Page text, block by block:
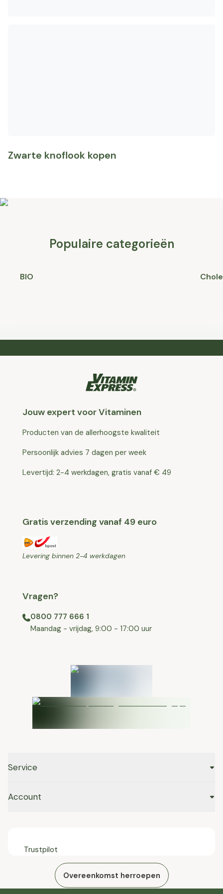
Zwarte knoflook kopen
Populaire categorieën
BIO
Jouw expert voor Vitaminen
Producten van de allerhoogste kwaliteit
Persoonlijk advies 7 dagen per week
Levertijd: 2-4 werkdagen, gratis vanaf € 49
Gratis verzending vanaf 49 euro
Levering binnen 2-4 werkdagen
Vragen?
0800 777 666 1
⁠⁠Maandag - vrijdag, 9:00 - 17:00 uur
Service
Account
Trustpilot
Overeenkomst herroepen